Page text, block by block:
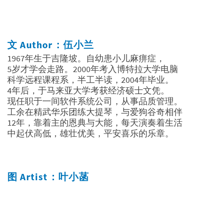
文 Author：伍小兰
1967年生于吉隆坡。自幼患小儿麻痹症，
5岁才学会走路。2000年考入博特拉大学电脑
科学远程课程系，半工半读，2004年毕业。
4年后，于马来亚大学考获经济硕士文凭。
现任职于一间软件系统公司，从事品质管理。
工余在精武华乐团练大提琴，与爱狗谷奇相伴
12年，靠着主的恩典与大能，每天演奏着生活
中起伏高低，雄壮优美，平安喜乐的乐章。
图 Artist：叶小菡